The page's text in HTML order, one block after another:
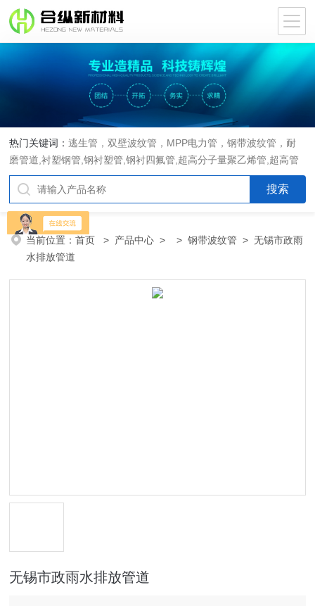
热门关键词：逃生管，双壁波纹管，MPP电力管，钢带波纹管，耐
磨管道,衬塑钢管,钢衬塑管,钢衬四氟管,超高分子量聚乙烯管,超高管
当前位置：首页 > 产品中心 > >钢带波纹管 > 无锡市政雨
水排放管道
无锡市政雨水排放管道